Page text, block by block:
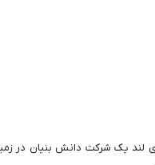
لند یک شرکت دانش بنیان در